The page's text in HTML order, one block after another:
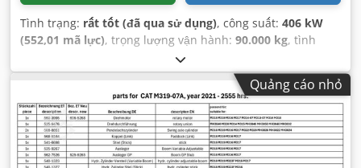
Tình trạng: rất tốt (đã qua sử dụng), công suất: 406 kW
(552,01 mã lực), trọng lượng vận hành: 90.000 kg, tình
, Năm sản xuất:
động:12.866 h, Thiết bị:cabin, điều hòa không khí,
Quảng cáo nhỏ